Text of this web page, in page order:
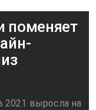
поменяет
2021 выросла на